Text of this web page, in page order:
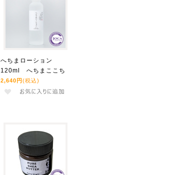
へちまローション
120ml へちまここち
2,640円 (税込)